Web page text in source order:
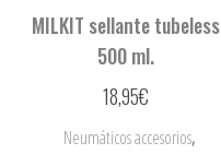
MILKIT sellante tubeless
500 ml.
18,95€
Neumáticos accesorios,